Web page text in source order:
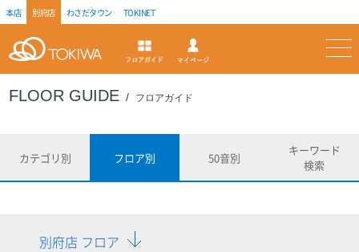
本店 別府店 わさだタウン TOKINET
トキハ フロアガイド
FLOOR GUIDE フロアガイド
カテゴリ別 フロア別 50音別
キーワード
検索
別府店 フロア